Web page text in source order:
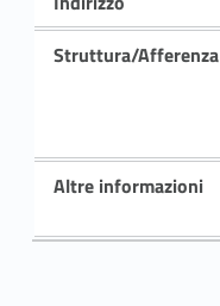
Struttura/Afferenza
Altre informazioni